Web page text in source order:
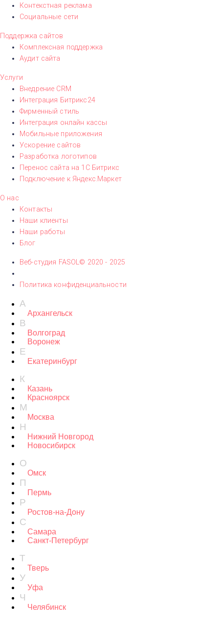
Контекстная реклама
Социальные сети
Поддержка сайтов
Комплексная поддержка
Аудит сайта
Услуги
Внедрение CRM
Интеграция Битрикс24
Фирменный стиль
Интеграция онлайн кассы
Мобильные приложения
Ускорение сайтов
Разработка логотипов
Перенос сайта на 1С Битрикс
Подключение к Яндекс.Маркет
О нас
Контакты
Наши клиенты
Наши работы
Блог
Веб-студия FASOL© 2020 - 2025
Политика конфиденциальности
А
Архангельск
В
Волгоград
Воронеж
Е
Екатеринбург
К
Казань
Красноярск
М
Москва
Н
Нижний Новгород
Новосибирск​
О
Омск
П
Пермь
Р
Ростов-на-Дону
С
Самара
Санкт-Петербург
Т
Тверь
У
Уфа
Ч
Челябинск